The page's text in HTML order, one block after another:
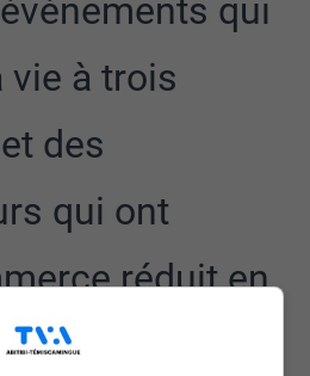
qui
vie à trois
des
qui ont
réduit en